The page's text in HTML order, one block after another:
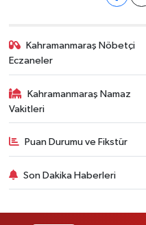
Kahramanmaraş Nöbetçi
Eczaneler
Kahramanmaraş Namaz
Vakitleri
Puan Durumu ve Fikstür
Son Dakika Haberleri